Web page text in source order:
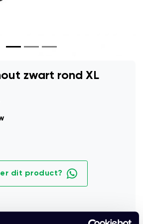
zwart rond XL
dit product?
Bij het huren van onze